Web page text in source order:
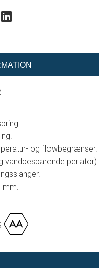
Linkedin
og flowbegrænser.
vandbesparende perlator).
mm.